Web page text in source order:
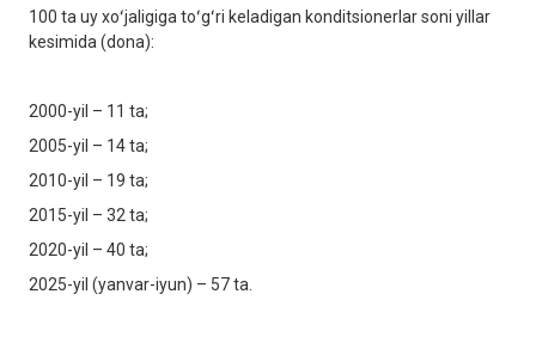
100 ta uy xoʻjaligiga toʻgʻri keladigan konditsionerlar soni yillar
kesimida (dona):
2000-yil – 11 ta;
2005-yil – 14 ta;
2010-yil – 19 ta;
2015-yil – 32 ta;
2020-yil – 40 ta;
2025-yil (yanvar-iyun) – 57 ta.